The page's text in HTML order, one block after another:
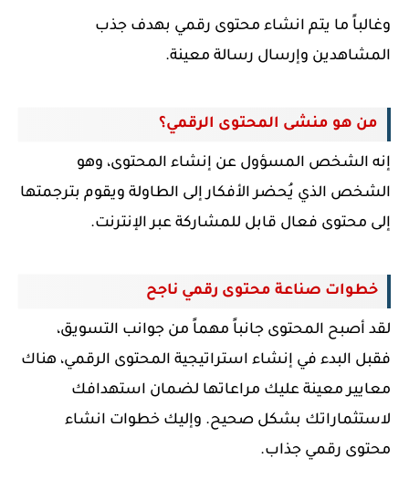
وغالباً ما يتم انشاء محتوى رقمي بهدف جذب
المشاهدين وإرسال رسالة معينة.
من هو منشى المحتوى الرقمي؟
إنه الشخص المسؤول عن إنشاء المحتوى، وهو
الشخص الذي يُحضر الأفكار إلى الطاولة ويقوم بترجمتها
إلى محتوى فعال قابل للمشاركة عبر الإنترنت.
خطوات صناعة محتوى رقمي ناجح
لقد أصبح المحتوى جانباً مهماً من جوانب التسويق،
فقبل البدء في إنشاء استراتيجية المحتوى الرقمي، هناك
معايير معينة عليك مراعاتها لضمان استهدافك
لاستثماراتك بشكل صحيح. وإليك خطوات انشاء
محتوى رقمي جذاب.